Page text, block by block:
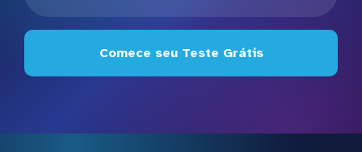
Comece seu Teste Grátis